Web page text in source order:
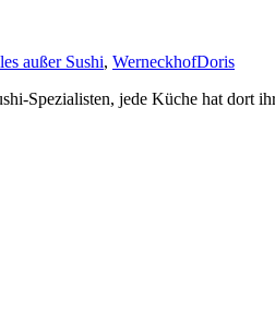
außer Sushi, WerneckhofDoris
Spezialisten, jede Küche hat dort